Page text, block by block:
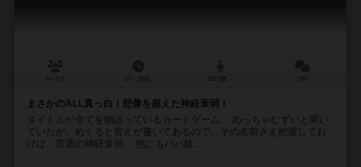
まさかのALL真っ白！想像を超えた神経衰弱！
タイトルが全てを物語っているカードゲーム。 めっちゃむずいと聞い
ていたが、めくると答えが書いてあるので、その名前さえ把握してお
けば、普通の神経衰弱。 他にもババ抜...